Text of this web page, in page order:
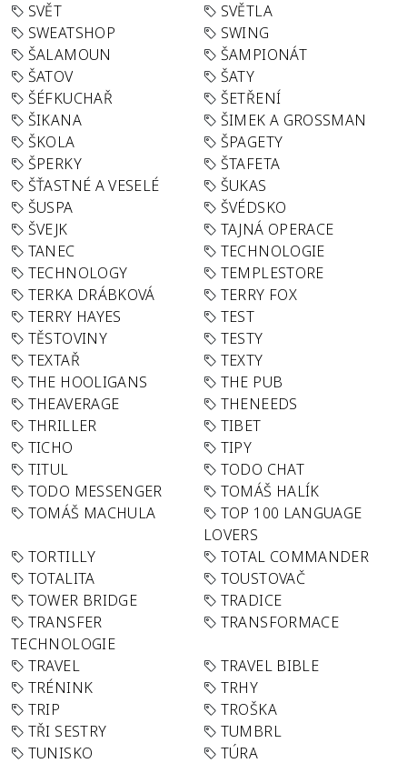
SVĚT
SVĚTLA
SWEATSHOP
SWING
ŠALAMOUN
ŠAMPIONÁT
ŠATOV
ŠATY
ŠÉFKUCHAŘ
ŠETŘENÍ
ŠIKANA
ŠIMEK A GROSSMAN
ŠKOLA
ŠPAGETY
ŠPERKY
ŠTAFETA
ŠŤASTNÉ A VESELÉ
ŠUKAS
ŠUSPA
ŠVÉDSKO
ŠVEJK
TAJNÁ OPERACE
TANEC
TECHNOLOGIE
TECHNOLOGY
TEMPLESTORE
TERKA DRÁBKOVÁ
TERRY FOX
TERRY HAYES
TEST
TĚSTOVINY
TESTY
TEXTAŘ
TEXTY
THE HOOLIGANS
THE PUB
THEAVERAGE
THENEEDS
THRILLER
TIBET
TICHO
TIPY
TITUL
TODO CHAT
TODO MESSENGER
TOMÁŠ HALÍK
TOMÁŠ MACHULA
TOP 100 LANGUAGE
LOVERS
TORTILLY
TOTAL COMMANDER
TOTALITA
TOUSTOVAČ
TOWER BRIDGE
TRADICE
TRANSFER
TECHNOLOGIE
TRANSFORMACE
TRAVEL
TRAVEL BIBLE
TRÉNINK
TRHY
TRIP
TROŠKA
TŘI SESTRY
TUMBRL
TUNISKO
TÚRA